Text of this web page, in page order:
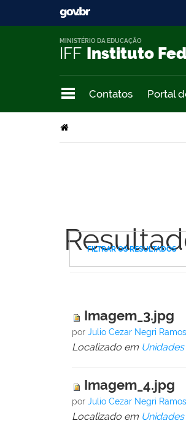
IFF Instituto
MINISTÉRIO DA EDUCAÇÃO
Contatos Portal
FILTRAR OS RESULTADOS
Imagem_3.jpg
porJulio Cezar Negri Ramos
Localizado em Unidades
Imagem_4.jpg
porJulio Cezar Negri Ramos
Localizado em Unidades